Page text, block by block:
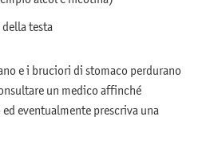
testa
e i bruciori di stomaco perdurano
un medico affinché
eventualmente prescriva una